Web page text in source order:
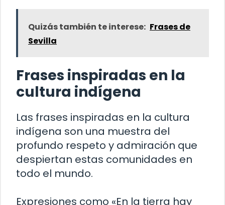
Quizás también te interese: Frases de
Sevilla
Frases inspiradas en la
cultura indígena
Las frases inspiradas en la cultura
indígena son una muestra del
profundo respeto y admiración que
despiertan estas comunidades en
todo el mundo.
Expresiones como «En la tierra hay